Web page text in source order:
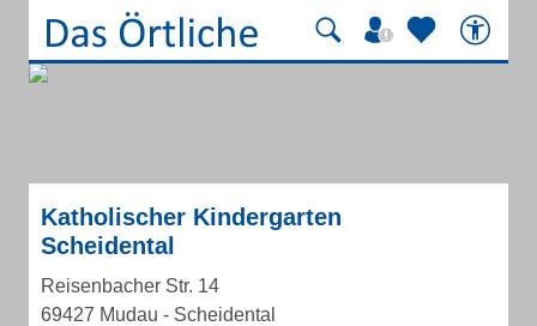
Katholischer Kindergarten
Scheidental
Reisenbacher Str. 14
69427 Mudau - Scheidental